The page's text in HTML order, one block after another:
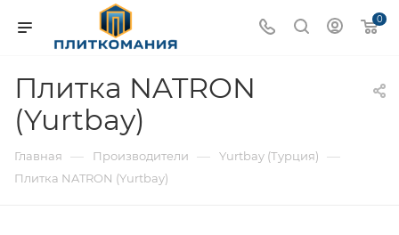
0
Плитка NATRON
(Yurtbay)
Главная — Производители — Yurtbay (Турция) —
Плитка NATRON (Yurtbay)